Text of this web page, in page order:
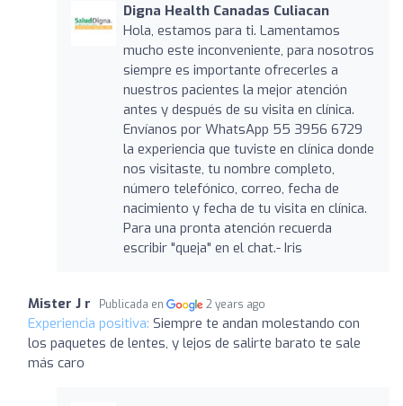
Digna Health Canadas Culiacan
Hola, estamos para ti. Lamentamos
mucho este inconveniente, para nosotros
siempre es importante ofrecerles a
nuestros pacientes la mejor atención
antes y después de su visita en clínica.
Envíanos por WhatsApp 55 3956 6729
la experiencia que tuviste en clínica donde
nos visitaste, tu nombre completo,
número telefónico, correo, fecha de
nacimiento y fecha de tu visita en clínica.
Para una pronta atención recuerda
escribir "queja" en el chat.- Iris
Mister J r Publicada en 2 years ago
Experiencia positiva: Siempre te andan molestando con
los paquetes de lentes, y lejos de salirte barato te sale
más caro